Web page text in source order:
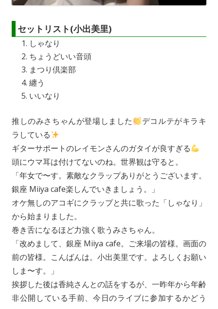
セットリスト(小出美里)
しゃなり
ちょうどいい音頭
まつり倶楽部
纏う
いいなり
推しのみさちゃんが登場しました
デコルテがキラキ
ラしている
ギターサポートのレイモンさんのガタイが良すぎる
頭にウマ耳は付けてないのね。世界観は守ると。
「年女で〜す。素敵なクラップありがとうございます。
銀座 Miiya cafe楽しんでいきましょう。」
オケ無しのアコギにクラップと共に歌った「しゃなり」
から始まりました。
巻き舌になるほど力強く歌うみさちゃん。
「改めまして、銀座 Miiya cafe。ご来場の皆様。画面の
前の皆様。こんばんは。小出美里です。よろしくお願い
しま〜す。」
挨拶した後は香純さんとの話をするが、一昨年から年齢
非公開している手前、今日のライブに参加するかどう